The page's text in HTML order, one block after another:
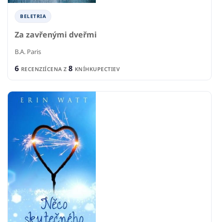
BELETRIA
Za zavřenými dveřmi
B.A. Paris
6 RECENZIÍCENA Z 8 KNÍHKUPECTIEV